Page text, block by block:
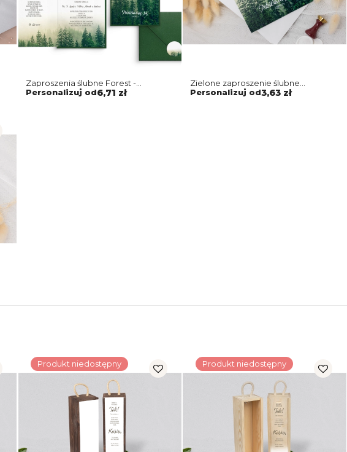
Zaproszenia ślubne Forest -
Składane z piękną zieloną kopertą
i papierem ozdobnym
Personalizuj od6,71 zł
Zielone zaproszenie ślubne
z dopasowaną kopertą
Personalizuj od3,63 zł
Produkt niedostępny Produkt niedostępny